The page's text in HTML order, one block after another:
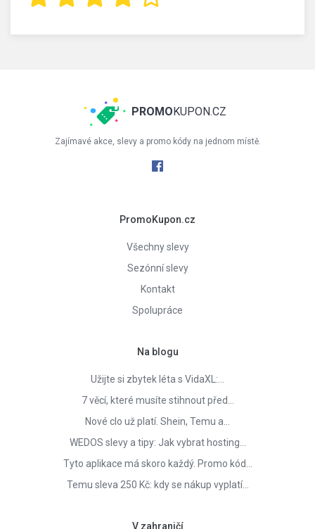
PROMOKUPON.CZ
Zajímavé akce, slevy a promo kódy na jednom místě.
PromoKupon.cz
Všechny slevy
Sezónní slevy
Kontakt
Spolupráce
Na blogu
Užijte si zbytek léta s VidaXL:…
7 věcí, které musíte stihnout před…
Nové clo už platí. Shein, Temu a…
WEDOS slevy a tipy: Jak vybrat hosting…
Tyto aplikace má skoro každý. Promo kód…
Temu sleva 250 Kč: kdy se nákup vyplatí…
V zahraničí